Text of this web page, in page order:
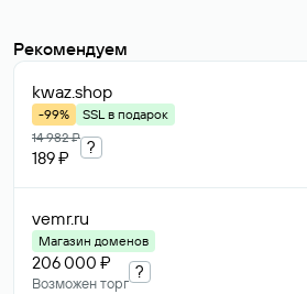
Рекомендуем
kwaz.shop
-99%
SSL в подарок
14 982 ₽
189 ₽
?
vemr.ru
Магазин доменов
206 000 ₽
Возможен торг
?